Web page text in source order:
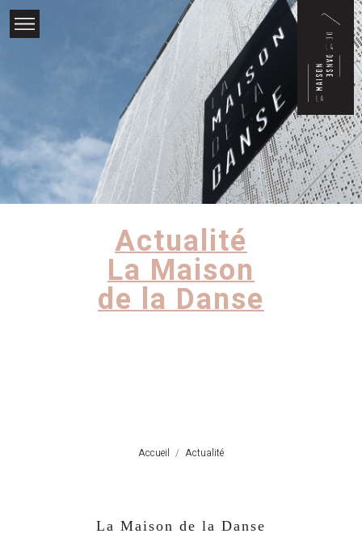
×
Actualité
La Maison
de la Danse
Accueil Actualité
La Maison de la Danse